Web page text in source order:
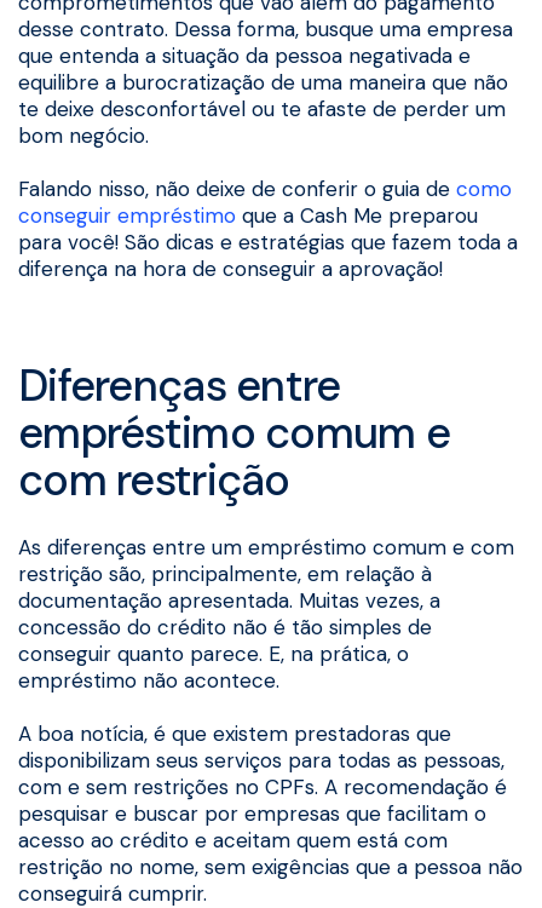
desse contrato. Dessa forma, busque uma empresa
que entenda a situação da pessoa negativada e
equilibre a burocratização de uma maneira que não
te deixe desconfortável ou te afaste de perder um
bom negócio.
Falando nisso, não deixe de conferir o guia de como
conseguir empréstimo que a Cash Me preparou
para você! São dicas e estratégias que fazem toda a
diferença na hora de conseguir a aprovação!
Diferenças entre
empréstimo comum e
com restrição
As diferenças entre um empréstimo comum e com
restrição são, principalmente, em relação à
documentação apresentada. Muitas vezes, a
concessão do crédito não é tão simples de
conseguir quanto parece. E, na prática, o
empréstimo não acontece.
A boa notícia, é que existem prestadoras que
disponibilizam seus serviços para todas as pessoas,
com e sem restrições no CPFs. A recomendação é
pesquisar e buscar por empresas que facilitam o
acesso ao crédito e aceitam quem está com
restrição no nome, sem exigências que a pessoa não
conseguirá cumprir.